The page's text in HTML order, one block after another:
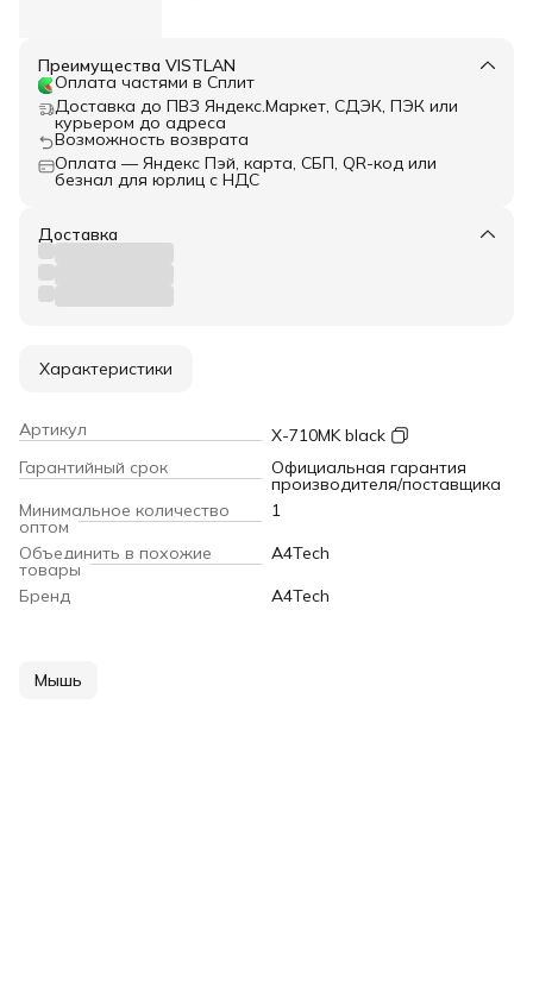
Преимущества VISTLAN
Оплата частями в Сплит
Доставка до ПВЗ Яндекс.Маркет, СДЭК, ПЭК или
курьером до адреса
Возможность возврата
Оплата — Яндекс Пэй, карта, СБП, QR-код или
безнал для юрлиц с НДС
Доставка
Характеристики
Артикул
X-710MK black
Гарантийный срок
Официальная гарантия
производителя/поставщика
Минимальное количество
оптом
1
Объединить в похожие
товары
A4Tech
Бренд
A4Tech
Мышь